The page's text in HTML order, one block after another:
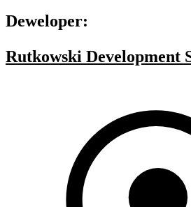
Deweloper:
Rutkowski Development